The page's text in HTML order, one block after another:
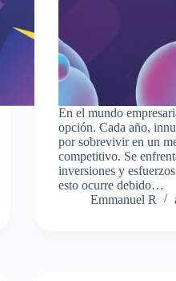
En el mundo
opción. Cada año,
por sobrevivir en un
competitivo. Se
inversiones y
esto ocurre debido…
Emmanuel R